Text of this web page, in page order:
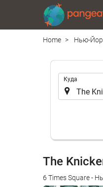
Home Нью-
Куда
The
6 Times Square -